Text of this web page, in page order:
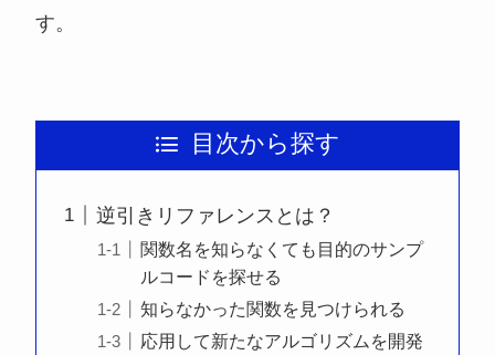
す。
目次から探す
逆引きリファレンスとは？
関数名を知らなくても目的のサンプ
ルコードを探せる
知らなかった関数を見つけられる
応用して新たなアルゴリズムを開発